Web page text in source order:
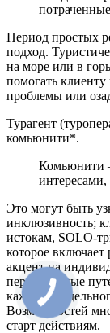
Период простых
подход.
на море или в
помогать
проблемы или
Турагент
комьюнити*.
Комьюнити
Это могут быть
инклюзивность;
истокам, SOLO-
которое
акцент на
персональные
каждого
Возможностей
старт действиям.